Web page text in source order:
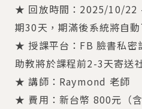
★ 回放時間：2025/10/22
期30天，期滿後系統將自動
★ 授課平台：FB 臉書私密
助教將於課程前2-3天寄送
★ 講師：Raymond 老師
★ 費用：新台幣 800元（含